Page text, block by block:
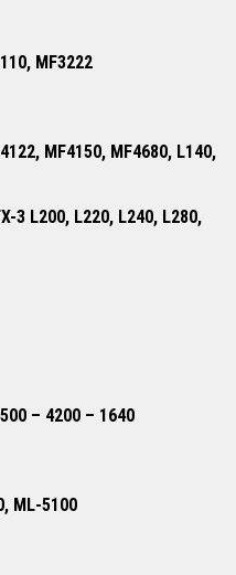
MF3222
MF4150, MF4680, L140,
3 L200, L220, L240, L280,
– 4200 – 1640
ML-5100